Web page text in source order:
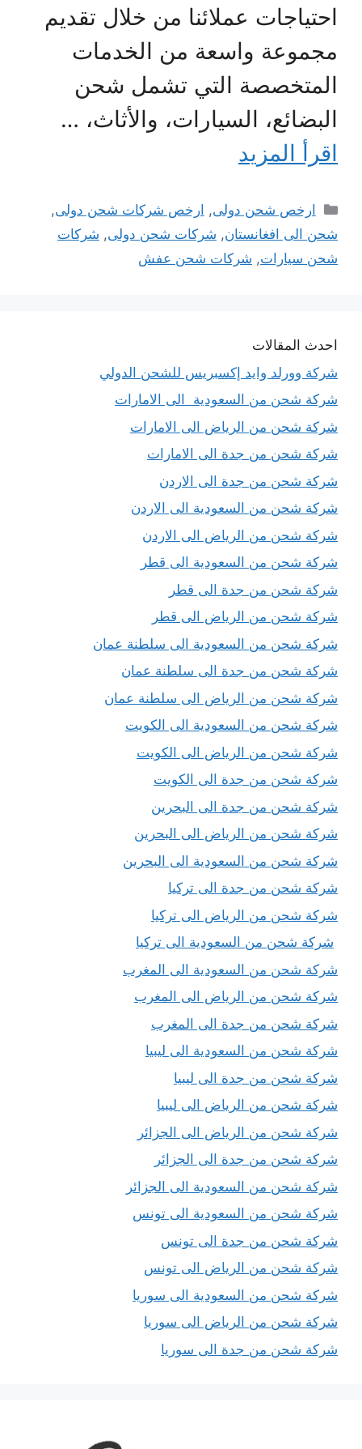
احتياجات عملائنا من خلال تقديم
مجموعة واسعة من الخدمات
المتخصصة التي تشمل شحن
البضائع، السيارات، والأثاث، …
اقرأ المزيد
التصنيفات
ارخص شحن دولى, ارخص شركات شحن دولى,
شحن الى افغانستان, شركات شحن دولى, شركات
شحن سيارات, شركات شحن عفش
احدث المقالات
شركة وورلد وايد إكسبريس للشحن الدولي
شركة شحن من السعودية الى الامارات
شركة شحن من الرياض الى الامارات
شركة شحن من جدة الى الامارات
شركة شحن من جدة الى الاردن
شركة شحن من السعودية الى الاردن
شركة شحن من الرياض الى الاردن
شركة شحن من السعودية الى قطر
شركة شحن من جدة الى قطر
شركة شحن من الرياض الى قطر
شركة شحن من السعودية الى سلطنة عمان
شركة شحن من جدة الى سلطنة عمان
شركة شحن من الرياض الى سلطنة عمان
شركة شحن من السعودية الى الكويت
شركة شحن من الرياض الى الكويت
شركة شحن من جدة الى الكويت
شركة شحن من جدة الى البحرين
شركة شحن من الرياض الى البحرين
شركة شحن من السعودية الى البحرين
شركة شحن من جدة الى تركيا
شركة شحن من الرياض الى تركيا
شركة شحن من السعودية الى تركيا
شركة شحن من السعودية الى المغرب
شركة شحن من الرياض الى المغرب
شركة شحن من جدة الى المغرب
شركة شحن من السعودية الى ليبيا
شركة شحن من جدة الى ليبيا
شركة شحن من الرياض الى ليبيا
شركة شحن من الرياض الى الجزائر
شركة شحن من جدة الى الجزائر
شركة شحن من السعودية الى الجزائر
شركة شحن من السعودية الى تونس
شركة شحن من جدة الى تونس
شركة شحن من الرياض الى تونس
شركة شحن من السعودية الى سوريا
شركة شحن من الرياض الى سوريا
شركة شحن من جدة الى سوريا